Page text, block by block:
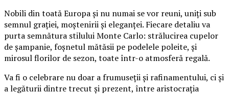
Nobili din toată Europa și nu numai se vor reuni, uniți sub
semnul grației, moștenirii și eleganței. Fiecare detaliu va
purta semnătura stilului Monte Carlo: strălucirea cupelor
de șampanie, foșnetul mătăsii pe podelele poleite, și
mirosul florilor de sezon, toate într-o atmosferă regală.
Va fi o celebrare nu doar a frumuseții și rafinamentului, ci și
a legăturii dintre trecut și prezent, între aristocrația